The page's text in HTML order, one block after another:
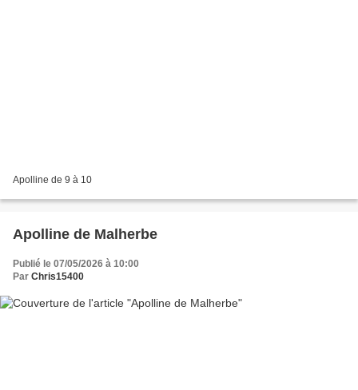
Apolline de 9 à 10
Apolline de Malherbe
Publié le 07/05/2026 à 10:00
Par Chris15400